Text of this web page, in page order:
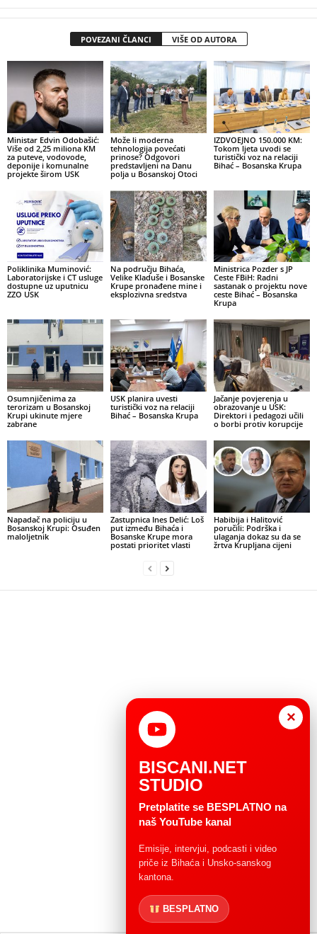
POVEZANI ČLANCI VIŠE OD AUTORA
Ministar Edvin Odobašić:
Više od 2,25 miliona KM
za puteve, vodovode,
deponije i komunalne
projekte širom USK
Može li moderna
tehnologija povećati
prinose? Odgovori
predstavljeni na Danu
polja u Bosanskoj Otoci
IZDVOEJNO 150.000 KM:
Tokom ljeta uvodi se
turistički voz na relaciji
Bihać – Bosanska Krupa
Poliklinika Muminović:
Laboratorijske i CT usluge
dostupne uz uputnicu
ZZO USK
Na području Bihaća,
Velike Kladuše i Bosanske
Krupe pronađene mine i
eksplozivna sredstva
Ministrica Pozder s JP
Ceste FBiH: Radni
sastanak o projektu nove
ceste Bihać – Bosanska
Krupa
Osumnjičenima za
terorizam u Bosanskoj
Krupi ukinute mjere
zabrane
USK planira uvesti
turistički voz na relaciji
Bihać – Bosanska Krupa
Jačanje povjerenja u
obrazovanje u USK:
Direktori i pedagozi učili
o borbi protiv korupcije
Napadač na policiju u
Bosanskoj Krupi: Osuđen
maloljetnik
Zastupnica Ines Delić: Loš
put između Bihaća i
Bosanske Krupe mora
postati prioritet vlasti
Habibija i Halitović
poručili: Podrška i
ulaganja dokaz su da se
žrtva Krupljana cijeni
×
BISCANI.NET
STUDIO
Pretplatite se BESPLATNO na
naš YouTube kanal
Emisije, intervjui, podcasti i video
priče iz Bihaća i Unsko-sanskog
kantona.
BESPLATNO